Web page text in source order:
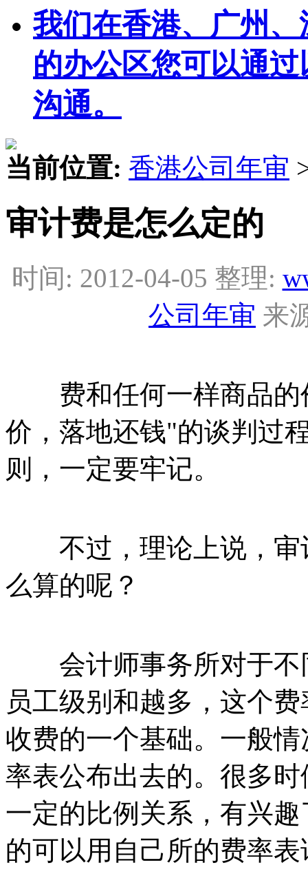
我们在香港、广州
的办公区您可以通
沟通。
当前位置: 香港公司年审
审计费是怎么定的
时间: 2012-04-05 整理:
公司年审 来
费和任何一样商品的
价，落地还钱"的谈判过
则，一定要牢记。
不过，理论上说，审
么算的呢？
会计师事务所对于不
员工级别和越多，这个
收费的一个基础。一般
率表公布出去的。很多
一定的比例关系，有兴
的可以用自己所的费率